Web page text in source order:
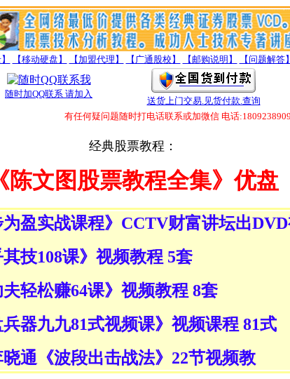
【移动硬盘】 【加盟代理】 【广通股校】 【邮购说明】 【问题解答
随时加QQ联系 请加入
送货上门交易.见货付款.查询
有任何疑问题随时打电话联系或加微信 电话
经典股票教程：
《陈文图股票教程全集》优盘
为盈实战课程》CCTV财富讲坛出
技108课》视频教程 5套
轻松赚64课》视频教程 8套
器九九81式视频课》视频课程 81式
晓通《波段出击战法》22节视频教